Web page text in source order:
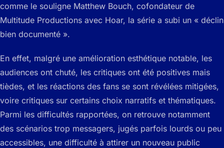
comme le souligne Matthew Bouch, cofondateur de
Multitude Productions avec Hoar, la série a subi un « déclin
bien documenté ».
En effet, malgré une amélioration esthétique notable, les
audiences ont chuté, les critiques ont été positives mais
tièdes, et les réactions des fans se sont révélées mitigées,
voire critiques sur certains choix narratifs et thématiques.
Parmi les difficultés rapportées, on retrouve notamment
des scénarios trop messagers, jugés parfois lourds ou peu
accessibles, une difficulté à attirer un nouveau public